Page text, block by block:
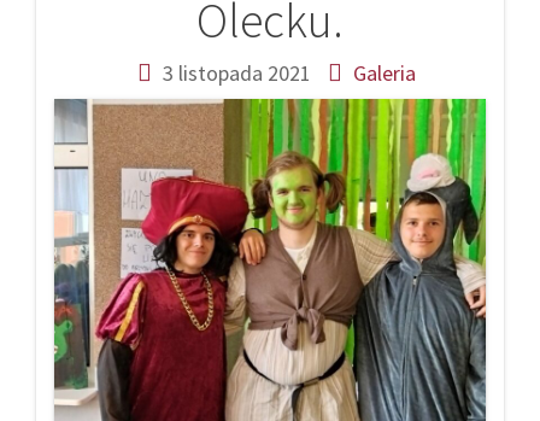
Olecku.
3 listopada 2021 Galeria